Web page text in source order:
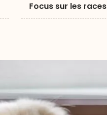
Focus sur les races